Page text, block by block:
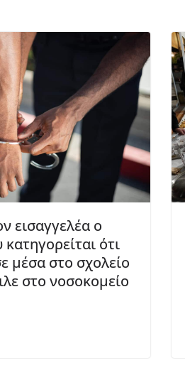
εισαγγελέα ο
ότι
μέσα στο σχολείο
στο νοσοκομείο